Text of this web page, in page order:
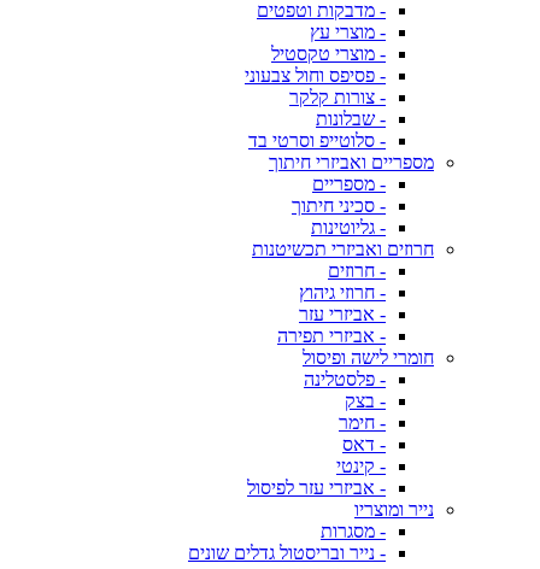
- מדבקות וטפטים
- מוצרי עץ
- מוצרי טקסטיל
- פסיפס וחול צבעוני
- צורות קלקר
- שבלונות
- סלוטייפ וסרטי בד
מספריים ואביזרי חיתוך
- מספריים
- סכיני חיתוך
- גליוטינות
חרוזים ואביזרי תכשיטנות
- חרוזים
- חרוזי גיהוץ
- אביזרי עזר
- אביזרי תפירה
חומרי לישה ופיסול
- פלסטלינה
- בצק
- חימר
- דאס
- קינטי
- אביזרי עזר לפיסול
נייר ומוצריו
- מסגרות
- נייר ובריסטול גדלים שונים